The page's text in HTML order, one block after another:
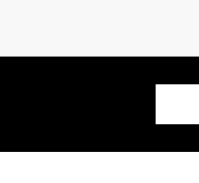
(имя, email, телефон)